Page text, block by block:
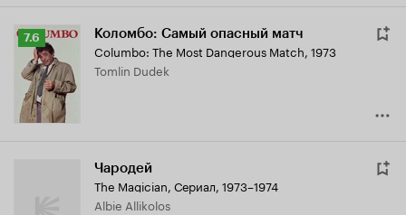
Рейтинг
Кинопоиска
7.6
7.6 Коломбо: Самый опасный матч
Columbo: The Most Dangerous Match, 1973
Tomlin Dudek
Чародей
The Magician, Сериал, 1973–1974
Albie Allikolos